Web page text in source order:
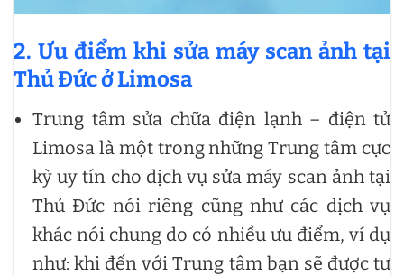
2. Ưu điểm khi sửa máy scan ảnh tại
Thủ Đức ở Limosa
Trung tâm sửa chữa điện lạnh – điện tử
Limosa là một trong những Trung tâm cực
kỳ uy tín cho dịch vụ sửa máy scan ảnh tại
Thủ Đức nói riêng cũng như các dịch vụ
khác nói chung do có nhiều ưu điểm, ví dụ
như: khi đến với Trung tâm bạn sẽ được tư